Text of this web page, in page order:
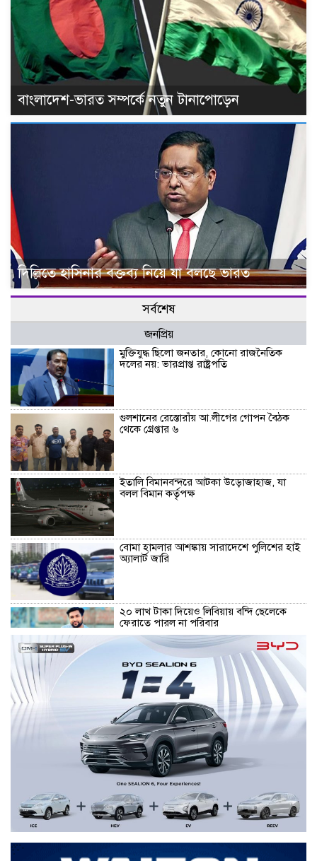
বাংলাদেশ-ভারত সম্পর্কে নতুন টানাপোড়েন
দিল্লিতে হাসিনার বক্তব্য নিয়ে যা বলছে ভারত
সর্বশেষ
জনপ্রিয়
মুক্তিযুদ্ধ ছিলো জনতার, কোনো রাজনৈতিক
দলের নয়: ভারপ্রাপ্ত রাষ্ট্রপতি
গুলশানের রেস্তোরাঁয় আ.লীগের গোপন বৈঠক
থেকে গ্রেপ্তার ৬
ইতালি বিমানবন্দরে আটকা উড়োজাহাজ, যা
বলল বিমান কর্তৃপক্ষ
বোমা হামলার আশঙ্কায় সারাদেশে পুলিশের হাই
অ্যালার্ট জারি
২০ লাখ টাকা দিয়েও লিবিয়ায় বন্দি ছেলেকে
ফেরাতে পারল না পরিবার
বাংলাদেশ-ভারত সম্পর্কে নতুন টানাপোড়েন
দিল্লিতে হাসিনার বক্তব্য নিয়ে যা বলছে ভারত
ইরানি হামলায় মস্তিষ্কে আঘাত পেয়েছেন ৭০০
মার্কিন সেনা